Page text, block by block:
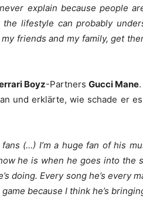
explain because people
lifestyle can probably
friends and my family, get
Boyz-Partners Gucci Mane
und erklärte, wie schade er
(…) I’m a huge fan of his
he is when he goes into the
doing. Every song he’s every
because I think he’s